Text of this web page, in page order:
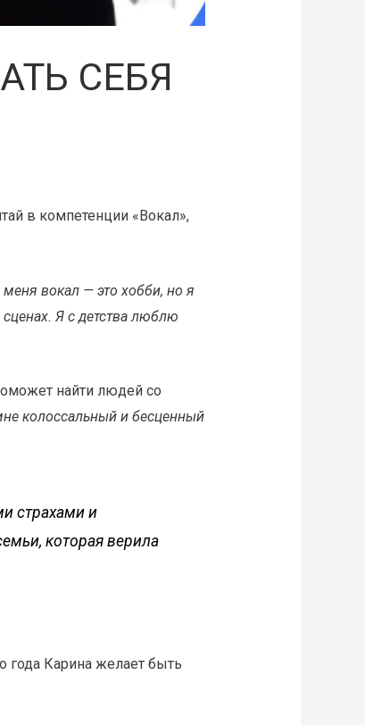
СЕБЯ
в компетенции «Вокал»,
вокал — это хобби, но я
Я с детства люблю
найти людей со
колоссальный и бесценный
страхами и
которая верила
года Карина желает быть